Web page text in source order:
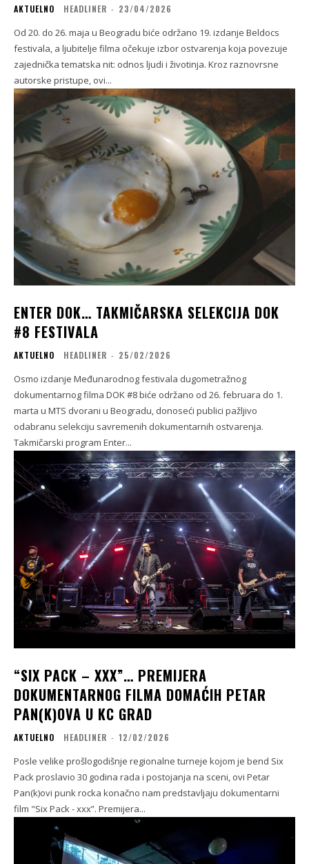
AKTUELNO HEADLINER - 23/04/2026
Od 20. do 26. maja u Beogradu biće održano 19. izdanje Beldocs
festivala, a ljubitelje filma očekuje izbor ostvarenja koja povezuje
zajednička tematska nit: odnos ljudi i životinja. Kroz raznovrsne
autorske pristupe, ovi...
ENTER DOK… TAKMIČARSKA SELEKCIJA DOK
#8 FESTIVALA
AKTUELNO HEADLINER - 25/02/2026
Osmo izdanje Međunarodnog festivala dugometražnog
dokumentarnog filma DOK #8 biće održano od 26. februara do 1.
marta u MTS dvorani u Beogradu, donoseći publici pažljivo
odabranu selekciju savremenih dokumentarnih ostvarenja.
Takmičarski program Enter...
“SIX PACK – XXX”… PREMIJERA
DOKUMENTARNOG FILMA DOMAĆIH PETAR
PAN(K)OVA U KC GRAD
AKTUELNO HEADLINER - 12/02/2026
Posle velike prošlogodišnje regionalne turneje kojom je bend Six
Pack proslavio 30 godina rada i postojanja na sceni, ovi Petar
Pan(k)ovi punk rocka konačno nam predstavljaju dokumentarni
film "Six Pack - xxx”. Premijera...